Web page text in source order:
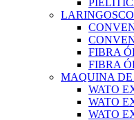
FIBRA
FIBRA
MAQUINA DE
WATO
WATO
WATO